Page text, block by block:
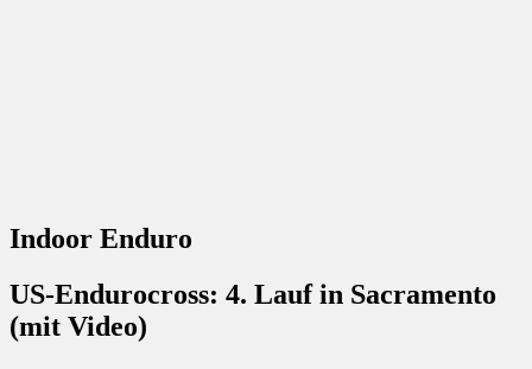
Indoor Enduro
US-Endurocross: 4. Lauf in Sacramento
(mit Video)